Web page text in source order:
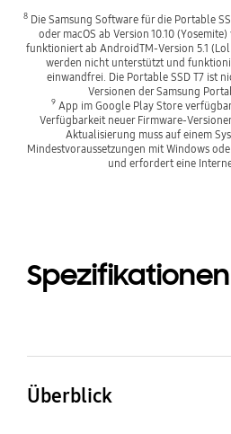
8Die Samsung Software für die Portable
oder macOS ab Version 10.10
funktioniert ab AndroidTM-Version 5.1
werden nicht unterstützt und
einwandfrei. Die Portable SSD T7 ist
Versionen der Samsung
9App im Google Play Store
Verfügbarkeit neuer Firmware-
Aktualisierung muss auf einem
Mindestvoraussetzungen mit Windows
und erfordert eine
Spezifikationen
Überblick